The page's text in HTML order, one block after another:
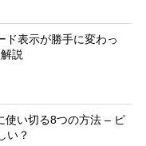
ド表示が勝手に変わっ
説
使い切る8つの方法 – ピ
い？